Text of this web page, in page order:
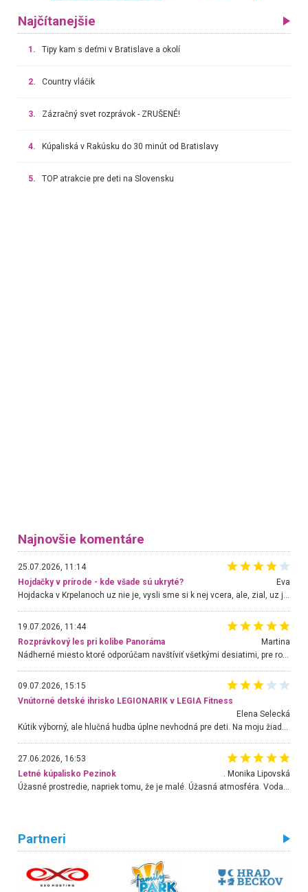
Najčítanejšie
1. Tipy kam s deťmi v Bratislave a okolí
2. Country vláčik
3. Zázračný svet rozprávok - ZRUŠENÉ!
4. Kúpaliská v Rakúsku do 30 minút od Bratislavy
5. TOP atrakcie pre deti na Slovensku
Najnovšie komentáre
25.07.2026, 11:14
Hojdačky v prírode - kde všade sú ukryté?
Eva
Hojdacka v Krpelanoch uz nie je, vysli sme si k nej vcera, ale, zial, uz je znicena. Ak sem planujete cestu len kvoli hojdacke, mozete si ju usetrit. Krasny vyhlad je tu vsak aj bez hojdacky :-)
19.07.2026, 11:44
Rozprávkový les pri kolibe Panoráma
Martina
Nádherné miesto ktoré odporúčam navštíviť všetkými desiatimi, pre rodiny s deťmi, dôchodcom... Proste a jednoducho ozaj rozprávkový les.. určite ešte prídeme. Odniesli sme si na pamiatku krásne tričká,
09.07.2026, 15:15
Vnútorné detské ihrisko LEGIONARIK v LEGIA Fitness
Elena Selecká
Kútik výborný, ale hlučná hudba úplne nevhodná pre deti. Na moju žiadosť o aspoň sušenie nereagovali.
27.06.2026, 16:53
Letné kúpalisko Pezinok
. Monika Lipovská
Úžasné prostredie, napriek tomu, že je malé. Úžasná atmosféra. Voda fantastická a nádherná. Ľudí je pomerne veľa, ale su mili a ohľaduplní. Je veľmi zaujímavé sledovať, ako dokážu spolu športovať cudzí ľudia a bez ohľadu na vek. Vládne tu pohoda. Vnuka neviem dostať z vody. Ďakujem za krásny deň . Urcite sa sem vrátim. Jediný problém je s parkovaním, ale aj ten sa mi podarilo vyriešiť. Monika Bratislava
Partneri